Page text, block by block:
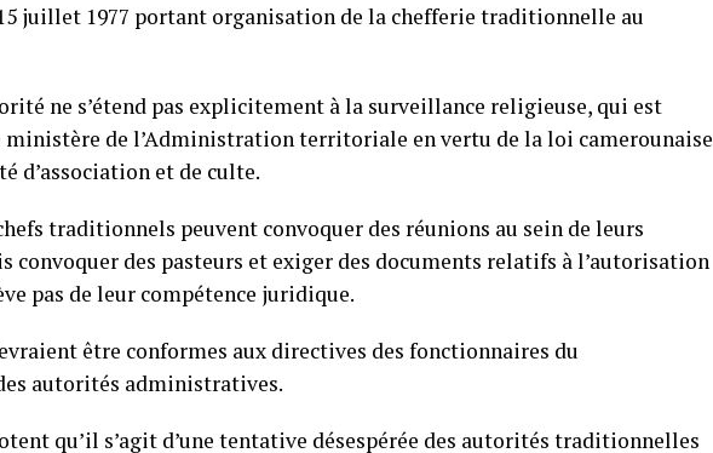
juillet 1977 portant organisation de la chefferie traditionnelle au
ne s’étend pas explicitement à la surveillance religieuse, qui est
ministère de l’Administration territoriale en vertu de la loi camerounaise
d’association et de culte.
traditionnels peuvent convoquer des réunions au sein de leurs
convoquer des pasteurs et exiger des documents relatifs à l’autorisation
pas de leur compétence juridique.
être conformes aux directives des fonctionnaires du
autorités administratives.
qu’il s’agit d’une tentative désespérée des autorités traditionnelles